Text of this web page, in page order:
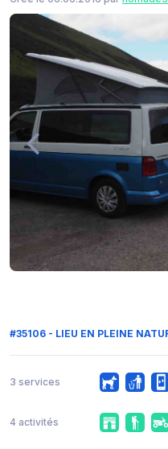
#35106 - LIEU EN PLEINE
3 services
4 activités